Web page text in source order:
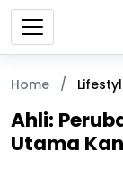
Home /
Ahli:
Utama